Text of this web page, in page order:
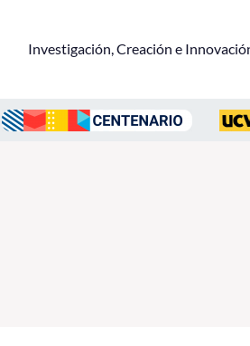
Investigación, Creación e